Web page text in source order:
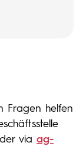
Fragen helfen
via ag-